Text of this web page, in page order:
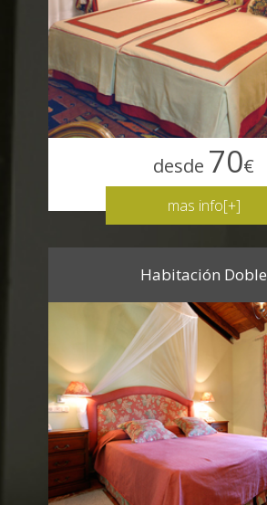
desde 70€
mas info[+]
Habitación Doble